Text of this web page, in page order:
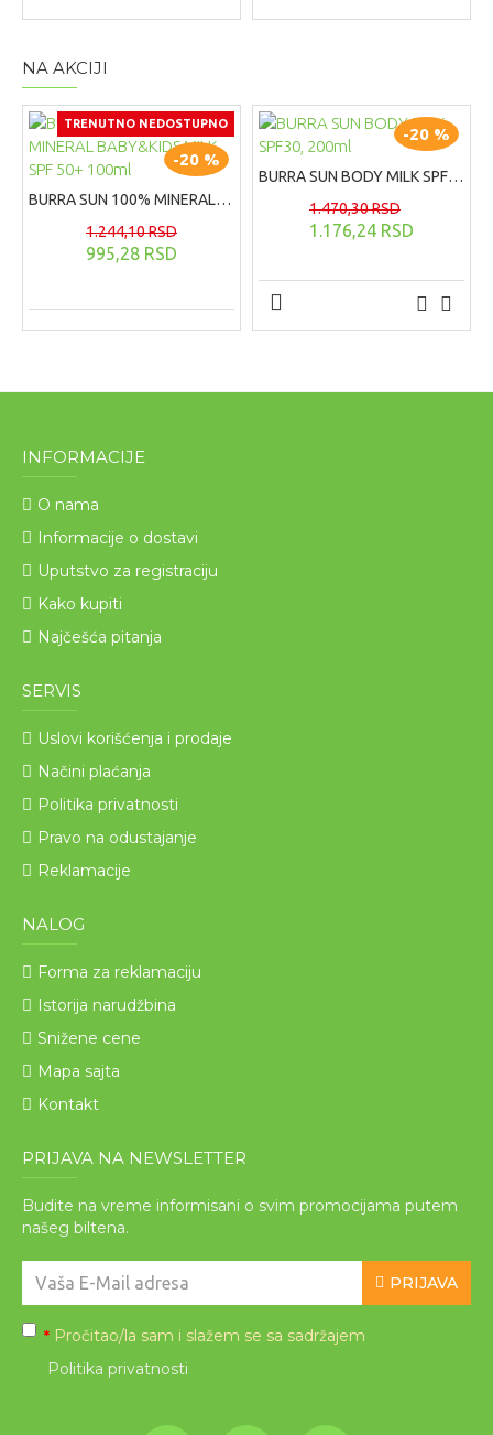
NA AKCIJI
TRENUTNO NEDOSTUPNO
-20 %
BURRA SUN 100% MINERAL BABY&KIDS MILK SPF 50+ 100ml
995,28 RSD
1.244,10 RSD
-20 %
BURRA SUN BODY MILK SPF30, 200ml
1.176,24 RSD
1.470,30 RSD
INFORMACIJE
O nama
Informacije o dostavi
Uputstvo za registraciju
Kako kupiti
Najčešća pitanja
SERVIS
Uslovi korišćenja i prodaje
Načini plaćanja
Politika privatnosti
Pravo na odustajanje
Reklamacije
NALOG
Forma za reklamaciju
Istorija narudžbina
Snižene cene
Mapa sajta
Kontakt
PRIJAVA NA NEWSLETTER
Budite na vreme informisani o svim promocijama putem
našeg biltena.
PRIJAVA
* Pročitao/la sam i slažem se sa sadržajem
Politika privatnosti